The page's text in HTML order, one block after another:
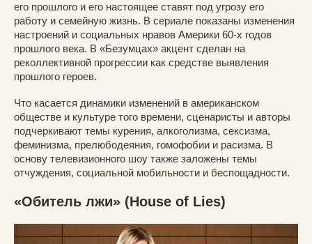
его прошлого и его настоящее ставят под угрозу его
работу и семейную жизнь. В сериале показаны изменения
настроений и социальных нравов Америки 60-х годов
прошлого века. В «Безумцах» акцент сделан на
реколлективной прогрессии как средстве выявления
прошлого героев.
Что касается динамики изменений в американском
обществе и культуре того времени, сценаристы и авторы
подчеркивают темы курения, алкоголизма, сексизма,
феминизма, прелюбодеяния, гомофобии и расизма. В
основу телевизионного шоу также заложены темы
отчуждения, социальной мобильности и беспощадности.
«Обитель лжи» (House of Lies)